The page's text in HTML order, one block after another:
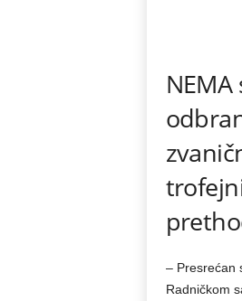
– Presrećan
Radničkom